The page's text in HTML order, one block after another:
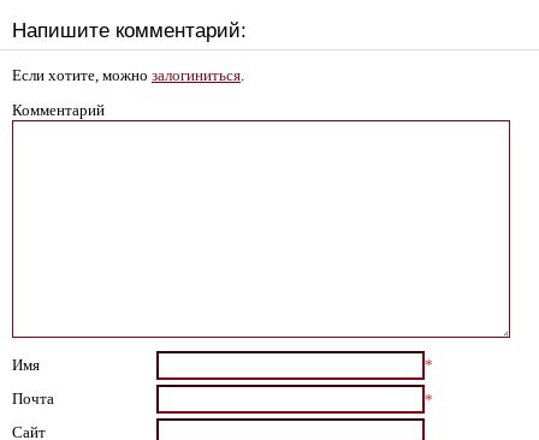
Напишите комментарий:
Если хотите, можно залогиниться.
Комментарий
Имя
*
Почта
*
Сайт